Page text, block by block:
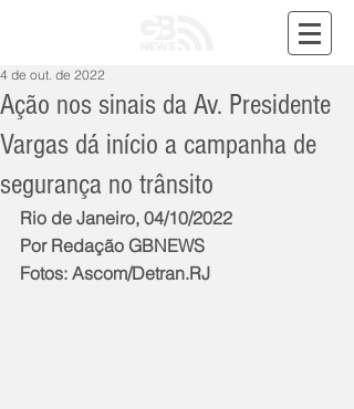
Ação nos sinais da Av. Presidente
Vargas dá início a campanha de
segurança no trânsito
4 de out. de 2022
Rio de Janeiro, 04/10/2022
Por Redação GBNEWS
Fotos: Ascom/Detran.RJ